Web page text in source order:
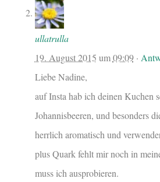
ullatrulla
19. August 2015 um09:09·
Liebe Nadine,
auf Insta hab ich deinen Kuchen
Johannisbeeren, und besonders
herrlich aromatisch und
plus Quark fehlt mir noch in
muss ich ausprobieren.